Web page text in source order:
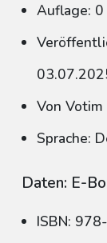
Auflage: 0
Von Votim
Sprache:
Daten: E-
ISBN: